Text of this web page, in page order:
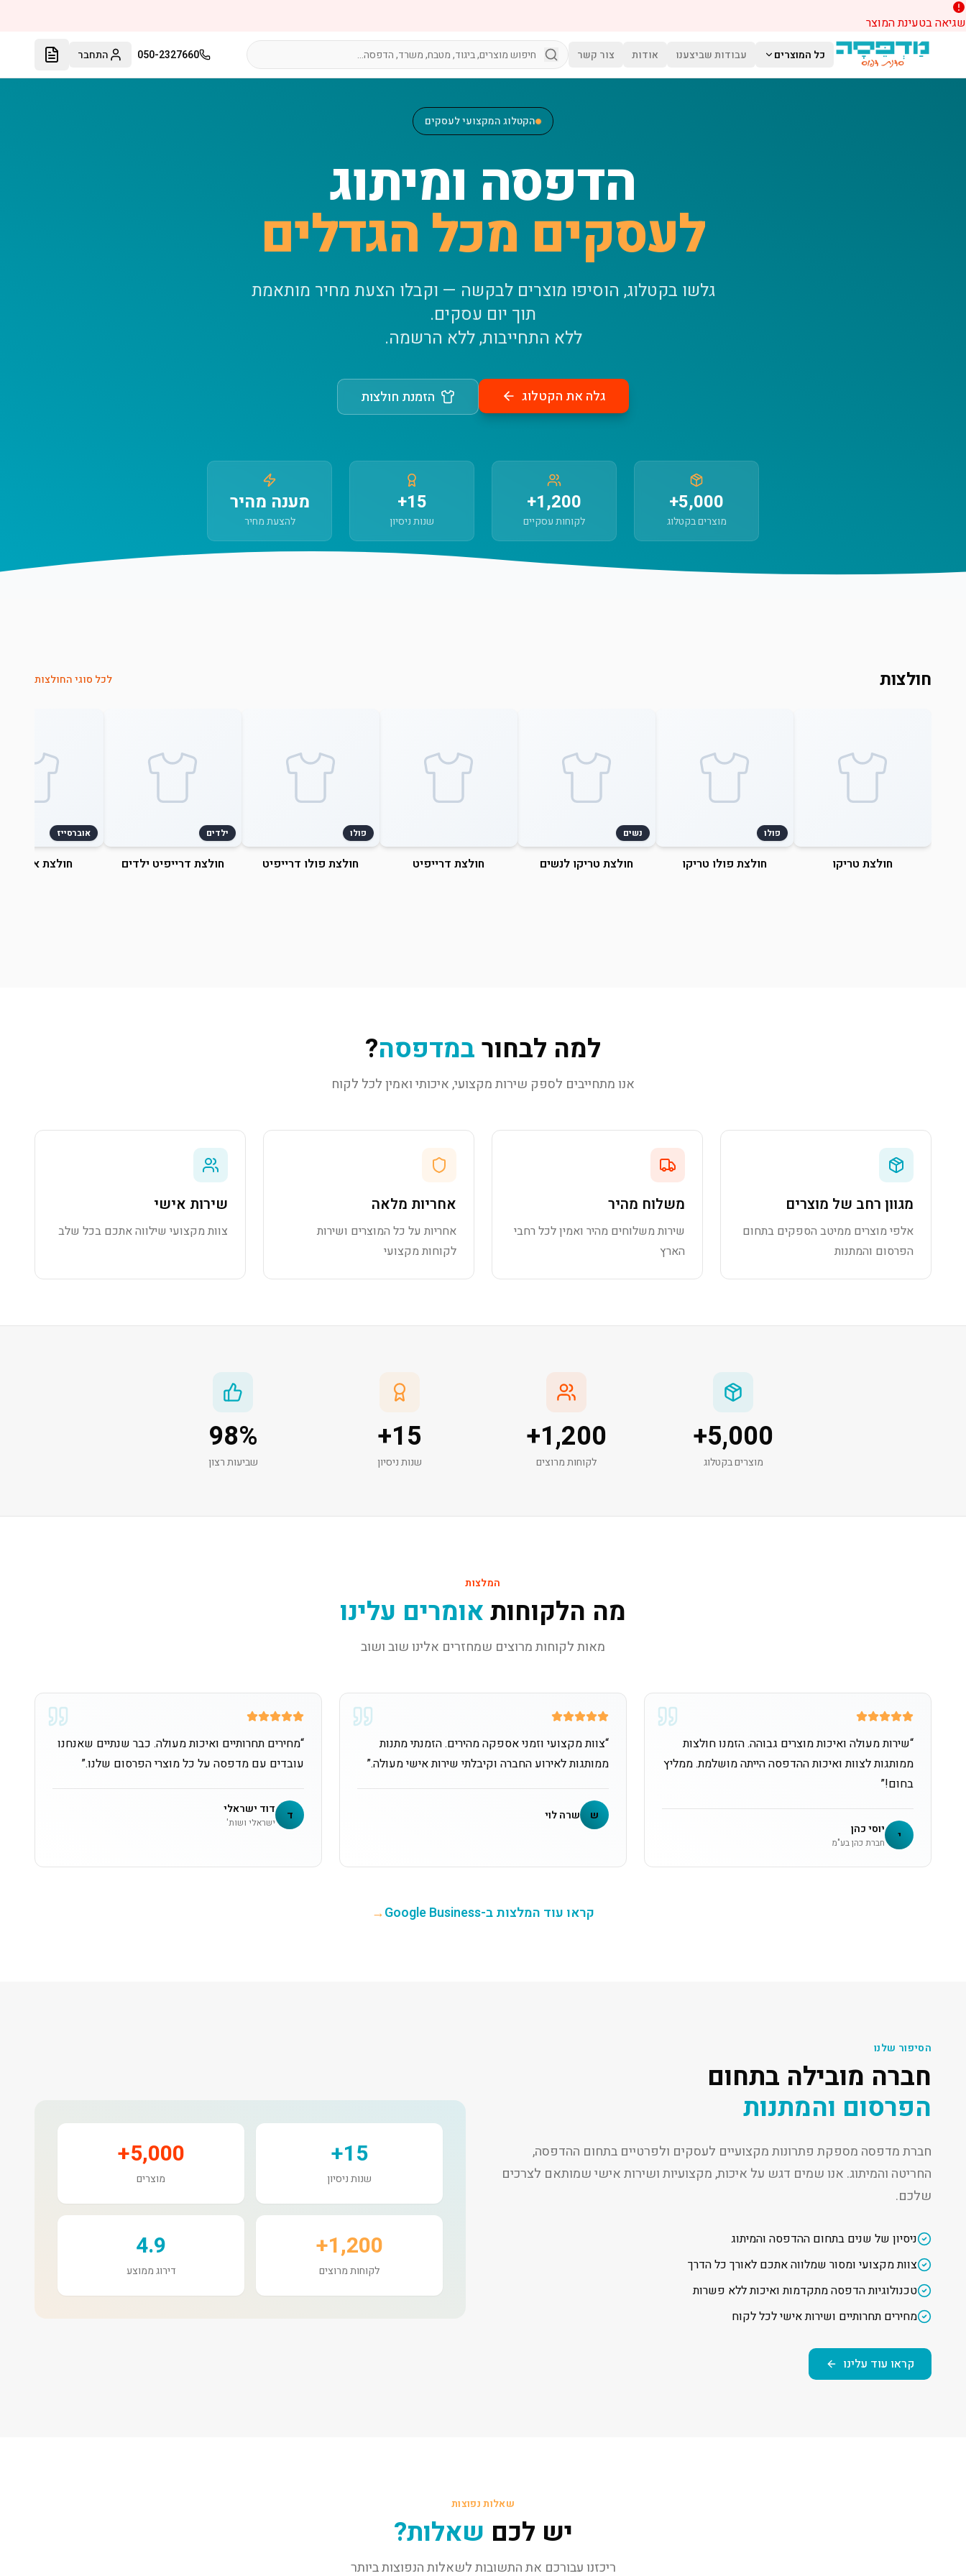
שגיאה בטעינת המוצר
דלג לתוכן הראשי
כל המוצרים עבודות שביצענו אודות צור קשר 050-2327660 התחבר
הקטלוג המקצועי לעסקים
הדפסה ומיתוג
לעסקים מכל הגדלים
גלשו בקטלוג, הוסיפו מוצרים לבקשה — וקבלו הצעת מחיר מותאמת
תוך יום עסקים.
ללא התחייבות, ללא הרשמה.
גלה את הקטלוג הזמנת חולצות
5,000+
מוצרים בקטלוג
1,200+
לקוחות עסקיים
15+
שנות ניסיון
מענה מהיר
להצעת מחיר
חולצות לכל סוגי החולצות
חולצת טריקו
פולו
חולצת פולו טריקו
נשים
חולצת טריקו לנשים חולצת דרייפיט
פולו
חולצת פולו דרייפיט
ילדים
חולצת דרייפיט ילדים
אוברסייז
חולצת
למה לבחורבמדפסה?
אנו מתחייבים לספק שירות מקצועי, איכותי ואמין לכל לקוח
מגוון רחב של מוצרים
אלפי מוצרים ממיטב הספקים בתחום
הפרסום והמתנות
משלוח מהיר
שירות משלוחים מהיר ואמין לכל רחבי
הארץ
אחריות מלאה
אחריות על כל המוצרים ושירות
לקוחות מקצועי
שירות אישי
צוות מקצועי שילווה אתכם בכל שלב
5,000
+
מוצרים בקטלוג
1,200
+
לקוחות מרוצים
15
+
שנות ניסיון
98%
שביעות רצון
המלצות
מה הלקוחותאומרים עלינו
מאות לקוחות מרוצים שמחזרים אלינו שוב ושוב
“שירות מעולה ואיכות מוצרים גבוהה. הזמנו חולצות
ממותגות לצוות ואיכות ההדפסה הייתה מושלמת. ממליץ
בחום!”
י יוסי כהן
חברת כהן בע"מ
“צוות מקצועי וזמני אספקה מהירים. הזמנתי מתנות
ממותגות לאירוע החברה וקיבלתי שירות אישי מעולה.”
ש שרה לוי
“מחירים תחרותיים ואיכות מעולה. כבר שנתיים שאנחנו
עובדים עם מדפסה על כל מוצרי הפרסום שלנו.”
ד דוד ישראלי
ישראלי ושות'
קראו עוד המלצות ב-Google Business →
הסיפור שלנו
חברה מובילה בתחום
הפרסום והמתנות
חברת מדפסה מספקת פתרונות מקצועיים לעסקים ולפרטיים בתחום ההדפסה,
החריטה והמיתוג. אנו שמים דגש על איכות, מקצועיות ושירות אישי שמותאם לצרכים
שלכם.
ניסיון של שנים בתחום ההדפסה והמיתוג
צוות מקצועי ומסור שמלווה אתכם לאורך כל הדרך
טכנולוגיות הדפסה מתקדמות ואיכות ללא פשרות
מחירים תחרותיים ושירות אישי לכל לקוח
קראו עוד עלינו
15+
שנות ניסיון
5,000+
מוצרים
1,200+
לקוחות מרוצים
4.9
דירוג ממוצע
שאלות נפוצות
יש לכם שאלות?
ריכזנו עבורכם את התשובות לשאלות הנפוצות ביותר